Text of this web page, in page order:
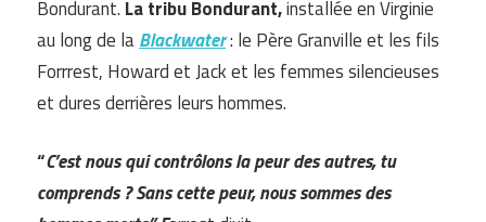
Bondurant. La tribu Bondurant,installée en Virginie
au long de laBlackwater: le Père Granville et les fils
Forrrest, Howard et Jack et les femmes silencieuses
et dures derrières leurs hommes.
“C’est nous qui contrôlons la peur des autres, tu
comprends ? Sans cette peur, nous sommes des